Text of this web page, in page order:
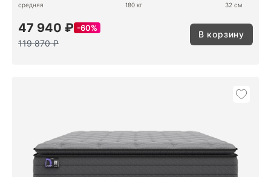
средняя 180 кг 32 см
47 940 ₽ 60%
119 870 ₽
В корзину